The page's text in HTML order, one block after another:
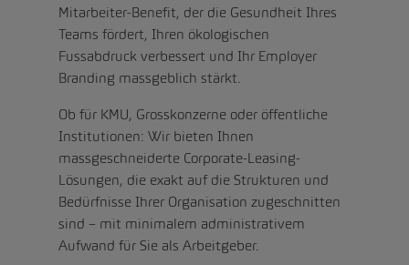
Mitarbeiter-Benefit, der die Gesundheit Ihres
Teams fördert, Ihren ökologischen
Fussabdruck verbessert und Ihr Employer
Branding massgeblich stärkt.
Ob für KMU, Grosskonzerne oder öffentliche
Institutionen: Wir bieten Ihnen
massgeschneiderte Corporate-Leasing-
Lösungen, die exakt auf die Strukturen und
Bedürfnisse Ihrer Organisation zugeschnitten
sind – mit minimalem administrativem
Aufwand für Sie als Arbeitgeber.